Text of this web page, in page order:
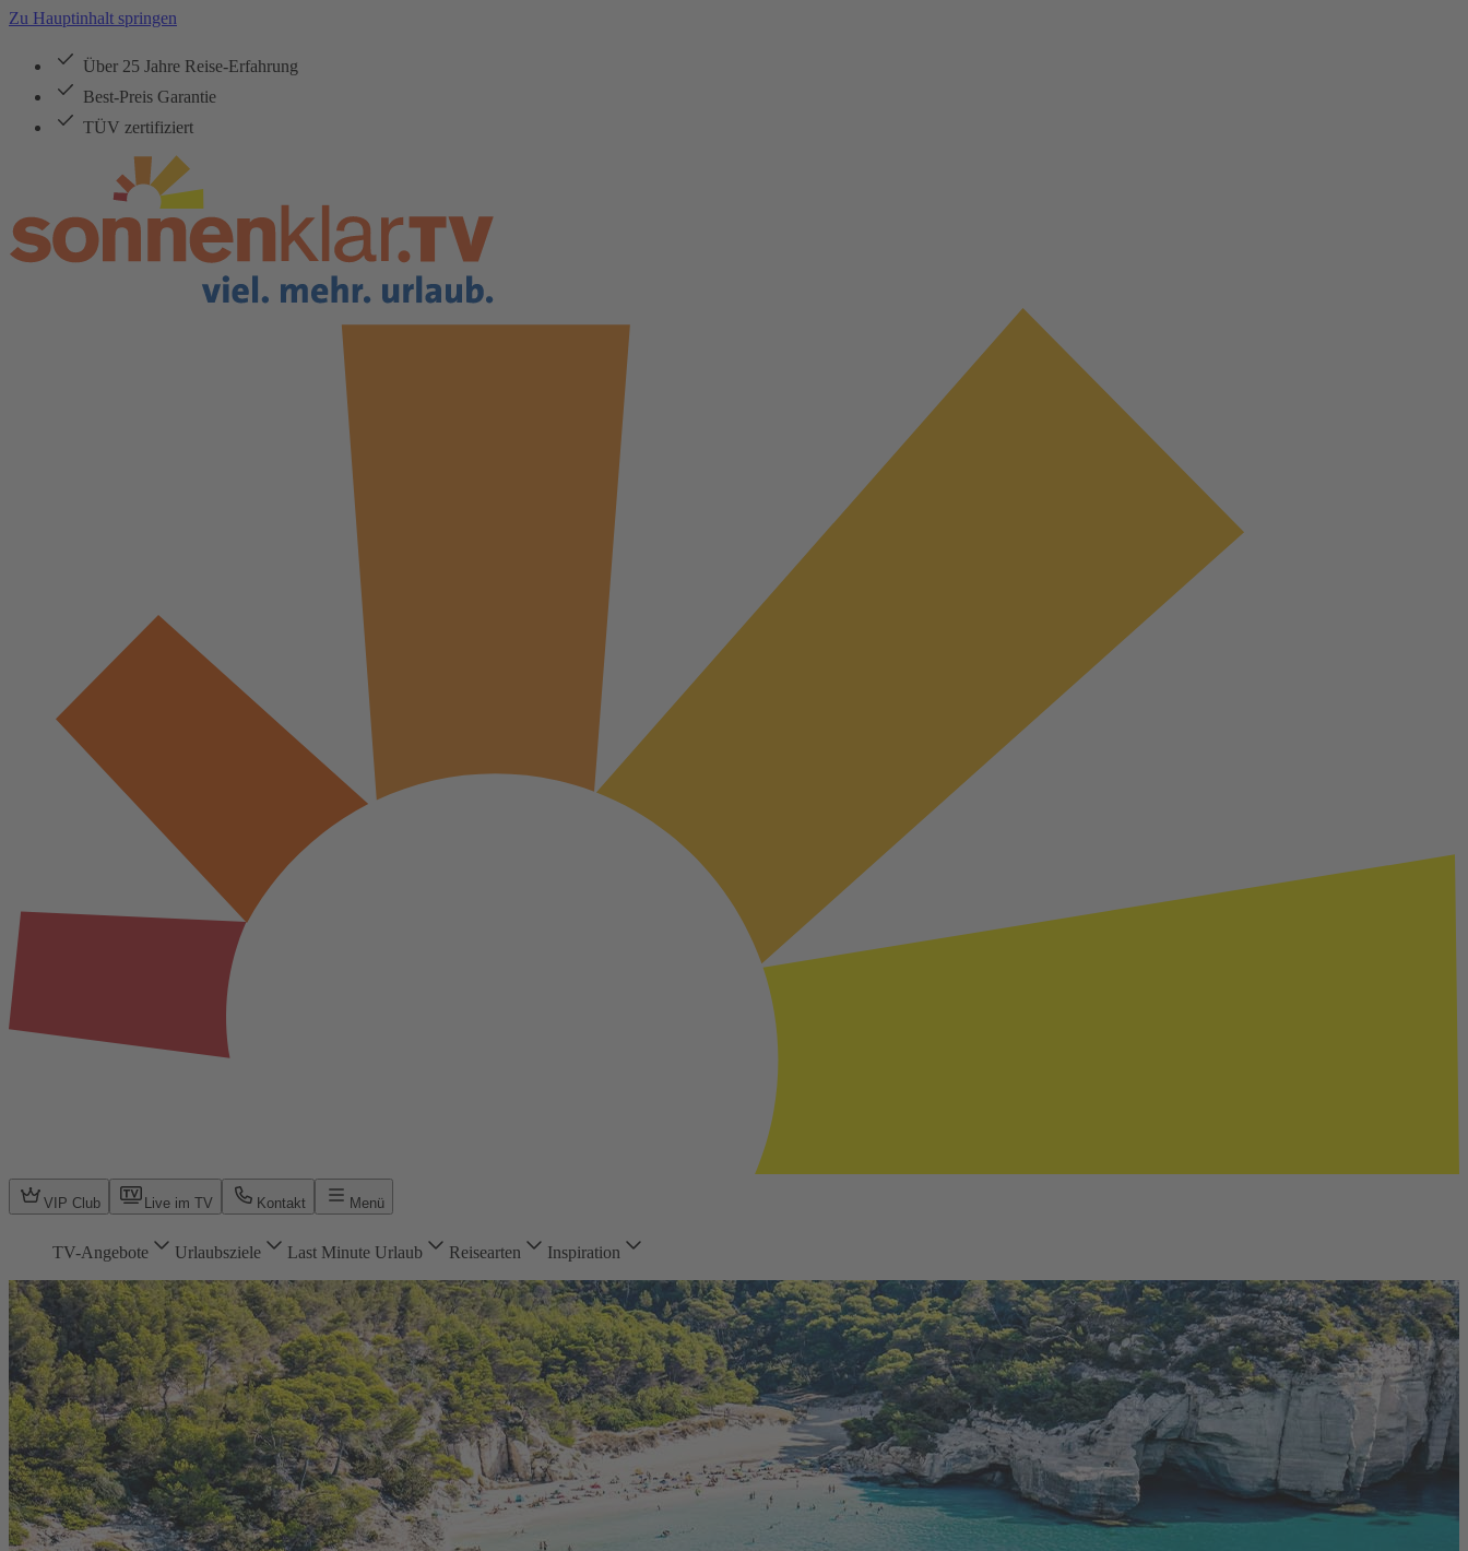
Zu Hauptinhalt springen
Über 25 Jahre Reise-Erfahrung
Best-Preis Garantie
TÜV zertifiziert
VIP Club Live im TV Kontakt Menü
TV-Angebote Urlaubsziele Last Minute Urlaub Reisearten Inspiration